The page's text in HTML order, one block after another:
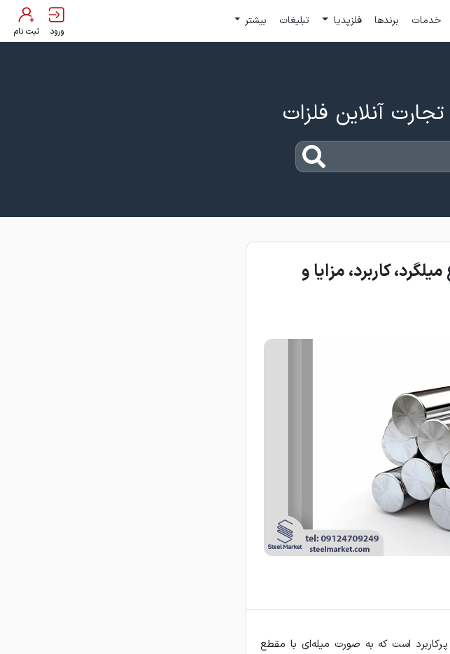
خدمات برندها فلزپدیا تبلیغات بیشتر
ورود ثبت نام
کاربرد، مزایا و
است که به صورت میله‌ای با مقطع